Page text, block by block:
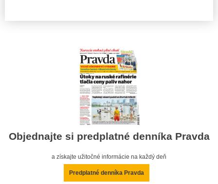
Objednajte si predplatné denníka Pravda
a získajte užitočné informácie na každý deň
Predplatné denníka Pravda